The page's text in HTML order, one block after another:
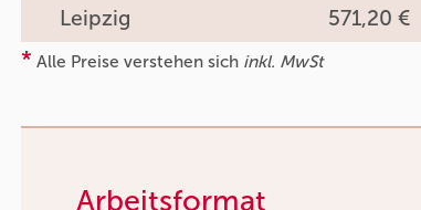
Leipzig
571,20 €
* Alle Preise verstehen sich inkl. MwSt
Arbeitsformat